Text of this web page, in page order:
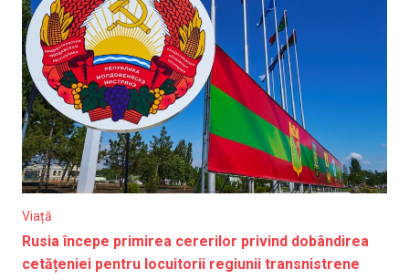
Viață
Rusia începe primirea cererilor privind dobândirea
cetățeniei pentru locuitorii regiunii transnistrene